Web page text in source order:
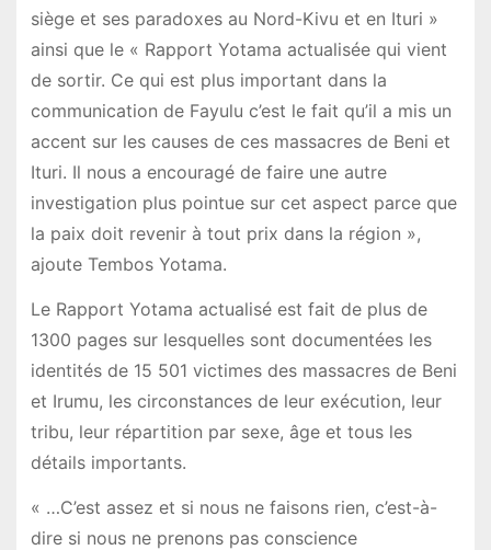
siège et ses paradoxes au Nord-Kivu et en Ituri »
ainsi que le « Rapport Yotama actualisée qui vient
de sortir. Ce qui est plus important dans la
communication de Fayulu c’est le fait qu’il a mis un
accent sur les causes de ces massacres de Beni et
Ituri. Il nous a encouragé de faire une autre
investigation plus pointue sur cet aspect parce que
la paix doit revenir à tout prix dans la région »,
ajoute Tembos Yotama.
Le Rapport Yotama actualisé est fait de plus de
1300 pages sur lesquelles sont documentées les
identités de 15 501 victimes des massacres de Beni
et Irumu, les circonstances de leur exécution, leur
tribu, leur répartition par sexe, âge et tous les
détails importants.
« …C’est assez et si nous ne faisons rien, c’est-à-
dire si nous ne prenons pas conscience